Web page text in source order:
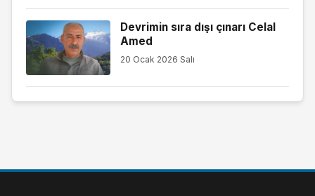
Devrimin sıra dışı çınarı Celal
Amed
20 Ocak 2026 Salı